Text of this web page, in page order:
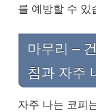
를 예방할 수 있
마무리 –
침과 자주
자주 나는 코피